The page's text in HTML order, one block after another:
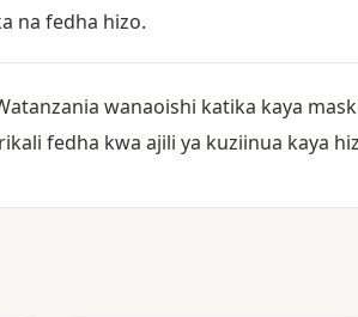
na fedha hizo.
wanaoishi katika kaya
fedha kwa ajili ya kuziinua kaya